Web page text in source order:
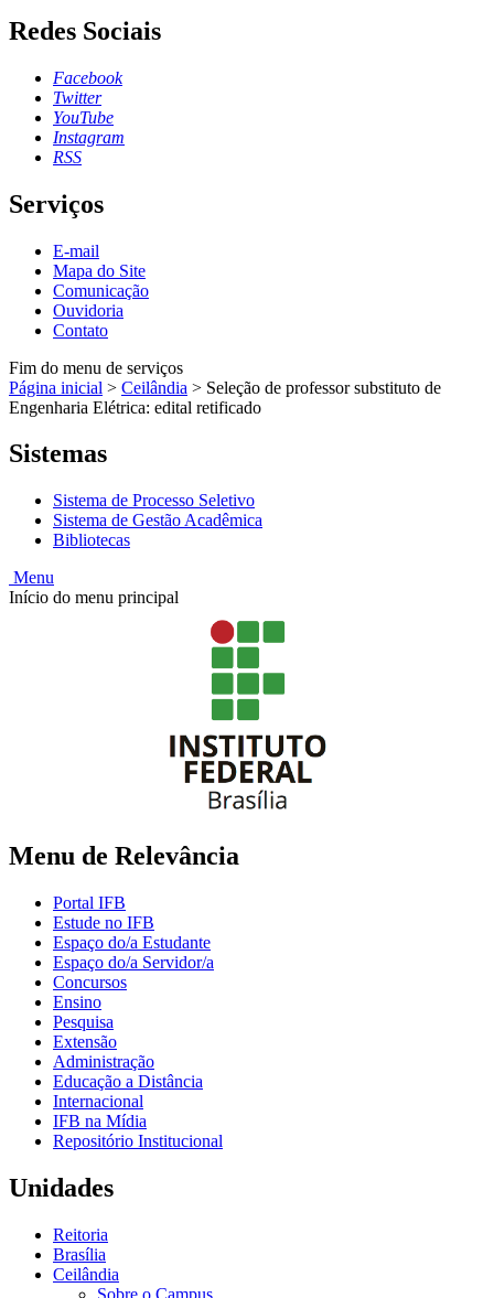
Redes Sociais
Facebook
Twitter
YouTube
Instagram
RSS
Serviços
E-mail
Mapa do Site
Comunicação
Ouvidoria
Contato
Fim do menu de serviços
Página inicial > Ceilândia > Seleção de professor substituto de
Engenharia Elétrica: edital retificado
Sistemas
Sistema de Processo Seletivo
Sistema de Gestão Acadêmica
Bibliotecas
Menu
Início do menu principal
Menu de Relevância
Portal IFB
Estude no IFB
Espaço do/a Estudante
Espaço do/a Servidor/a
Concursos
Ensino
Pesquisa
Extensão
Administração
Educação a Distância
Internacional
IFB na Mídia
Repositório Institucional
Unidades
Reitoria
Brasília
Ceilândia
Sobre o Campus